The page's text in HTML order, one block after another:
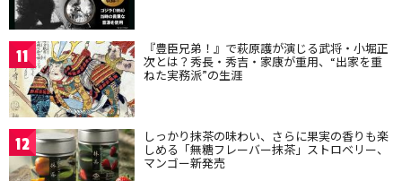
11 『豊臣兄弟！』で萩原護が演じる武将・小堀正
次とは？秀長・秀吉・家康が重用、“出家を重
ねた実務派”の生涯
12 しっかり抹茶の味わい、さらに果実の香りも楽
しめる「無糖フレーバー抹茶」ストロベリー、
マンゴー新発売